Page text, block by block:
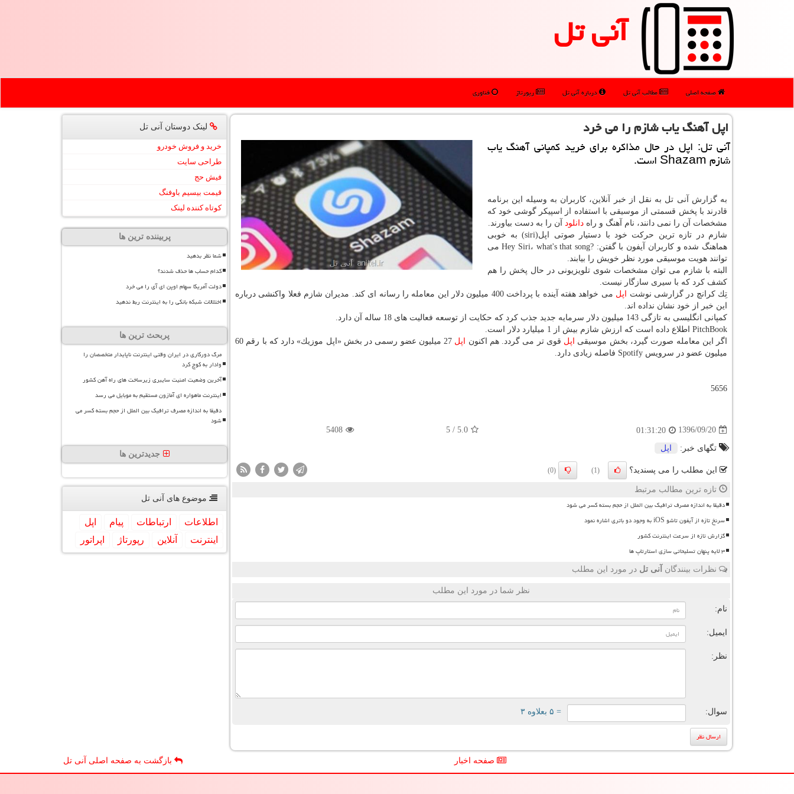
آنی تل
صفحه اصلی مطالب آنی تل درباره آنی تل رپورتاژ فناوری
اپل آهنگ یاب شازم را می خرد
آنی تل: اپل در حال مذاكره برای خرید كمپانی آهنگ یاب
شازم Shazam است.
به گزارش آنی تل به نقل از خبر آنلاین، كاربران به وسیله این برنامه
قادرند با پخش قسمتی از موسیقی با استفاده از اسپیكر گوشی خود كه
مشخصات آن را نمی دانند، نام آهنگ و راه دانلود آن را به دست بیاورند.
شازم در تازه ترین حركت خود با دستیار صوتی اپل(siri) به خوبی
هماهنگ شده و كاربران آیفون با گفتن: ?Hey Siri، what's that song می
توانند هویت موسیقی مورد نظر خویش را بیابند.
البته با شازم می توان مشخصات شوی تلویزیونی در حال پخش را هم
كشف كرد كه با سیری سازگار نیست.
تِك كرانچ در گزارشی نوشت
اپل
می خواهد هفته آینده با پرداخت 400 میلیون دلار این معامله را رسانه ای كند. مدیران شازم فعلا واكنشی درباره
این خبر از خود نشان نداده اند.
كمپانی انگلیسی به تازگی 143 میلیون دلار سرمایه جدید جذب كرد كه حكایت از توسعه فعالیت های 18 ساله آن دارد.
PitchBook اطلاع داده است كه ارزش شازم بیش از 1 میلیارد دلار است.
اگر این معامله صورت گیرد، بخش موسیقی
اپل قوی تر می گردد. هم اكنون اپل
27 میلیون عضو رسمی در بخش «اپل موزیك» دارد كه با رقم 60
میلیون عضو در سرویس Spotify فاصله زیادی دارد.
5656
1396/09/20
01:31:20
5.0
/
5
5408
تگهای خبر: اپل
این مطلب را می پسندید؟ (1)
(0)
تازه ترین مطالب مرتبط
دقیقا به اندازه مصرف ترافیک بین الملل از حجم بسته کسر می شود
سرنخ تازه از آیفون تاشو iOS به وجود دو باتری اشاره نمود
گزارش تازه از سرعت اینترنت کشور
۳ لایه پنهان تسلیحاتی سازی استارتاپ ها
نظرات بینندگان آنی تل در مورد این مطلب
نظر شما در مورد این مطلب
نام:
ایمیل:
نظر:
سوال: = ۵ بعلاوه ۳
لینک دوستان آنی تل
خرید و فروش خودرو
طراحی سایت
فیش حج
قیمت بیسیم باوفنگ
کوتاه کننده لینک
پربیننده ترین ها
شما نظر بدهید
کدام حساب ها حذف شدند؟
دولت آمریکا سهام اوپن ای آی را می خرد
اختلالات شبکه بانکی را به اینترنت ربط ندهید
پربحث ترین ها
مرگ دورکاری در ایران وقتی اینترنت ناپایدار متخصصان را
وادار به کوچ کرد
آخرین وضعیت امنیت سایبری زیرساخت های راه آهن کشور
اینترنت ماهواره ای آمازون مستقیم به موبایل می رسد
دقیقا به اندازه مصرف ترافیک بین الملل از حجم بسته کسر می
شود
جدیدترین ها
موضوع های آنی تل
اطلاعات ارتباطات پیام
اپل
اینترنت
آنلاین رپورتاژ اپراتور
صفحه اخبار بازگشت به صفحه اصلی آنی تل